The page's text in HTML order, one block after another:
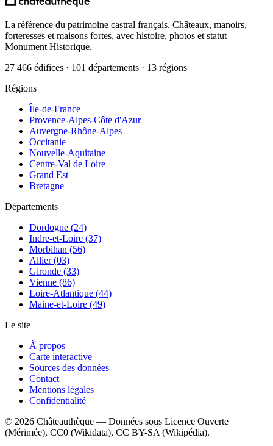
La référence du patrimoine castral français. Châteaux, manoirs,
forteresses et maisons fortes, avec histoire, photos et statut
Monument Historique.
27 466 édifices · 101 départements · 13 régions
Régions
Île-de-France
Provence-Alpes-Côte d'Azur
Auvergne-Rhône-Alpes
Occitanie
Nouvelle-Aquitaine
Centre-Val de Loire
Grand Est
Bretagne
Départements
Dordogne (24)
Indre-et-Loire (37)
Morbihan (56)
Allier (03)
Gironde (33)
Vienne (86)
Loire-Atlantique (44)
Maine-et-Loire (49)
Le site
À propos
Carte interactive
Sources des données
Contact
Mentions légales
Confidentialité
© 2026 Châteauthèque — Données sous Licence Ouverte
(Mérimée), CC0 (Wikidata), CC BY-SA (Wikipédia).